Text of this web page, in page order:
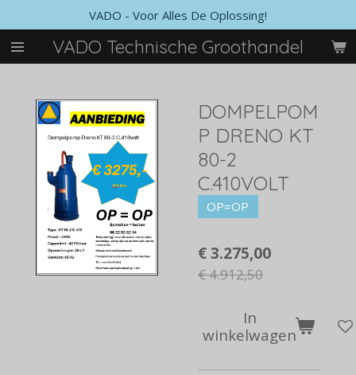
direct
naar
de
VADO Technische Groothandel
VADO - Voor Alles De Oplossing!
DOMPELPOM
P DRENO KT
80-2
C.410VOLT
OP=OP
€ 3.275,00
€ 4.912,50
In
winkelwagen